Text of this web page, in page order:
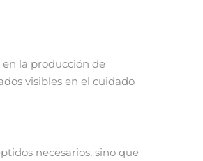
la producción de
visibles en el cuidado
necesarios, sino que